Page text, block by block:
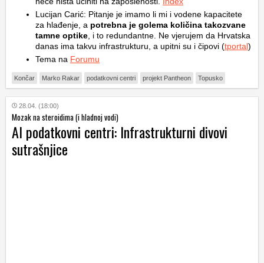
Lucijan Carić: Pitanje je imamo li mi i vodene kapacitete
za hlađenje, a potrebna je golema količina takozvane
tamne optike , i to redundantne. Ne vjerujem da Hrvatska
danas ima takvu infrastrukturu, a upitni su i čipovi (tportal)
Tema na Forumu
Končar Marko Rakar podatkovni centri projekt Pantheon Topusko
28.04. (18:00)
Mozak na steroidima (i hladnoj vodi)
AI podatkovni centri: Infrastrukturni divovi
sutrašnjice